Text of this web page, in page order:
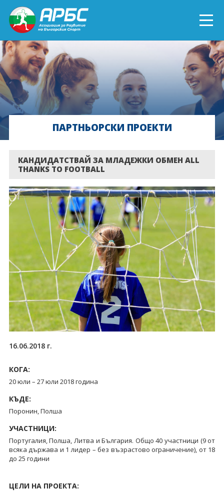
ENGLISH
СПОРТ БЛИЗО ДО ТЕБ
ТЕКУЩИ ПРОЕКТИ
ОНЛАЙН ОБУЧЕНИЯ
БЪДИ ДОБРОВОЛЕЦ!
ПАРТНЬОРСКИ ПРОЕКТИ
КАНДИДАТСТВАЙ ЗА МЛАДЕЖКИ ОБМЕН ALL
THANKS TO FOOTBALL
16.06.2018 г.
КОГА:
20 юли – 27 юли 2018 година
КЪДЕ:
Поронин, Полша
УЧАСТНИЦИ:
Португалия, Полша, Литва и България. Общо 40 участници (9 от
всяка държава и 1 лидер – без възрастово ограничение), от 18
до 25 години
ЦЕЛИ НА ПРОЕКТА: